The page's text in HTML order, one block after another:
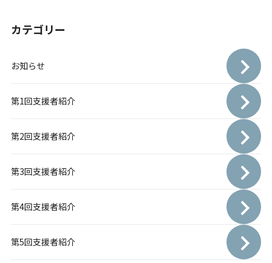
カテゴリー
お知らせ
第1回支援者紹介
第2回支援者紹介
第3回支援者紹介
第4回支援者紹介
第5回支援者紹介